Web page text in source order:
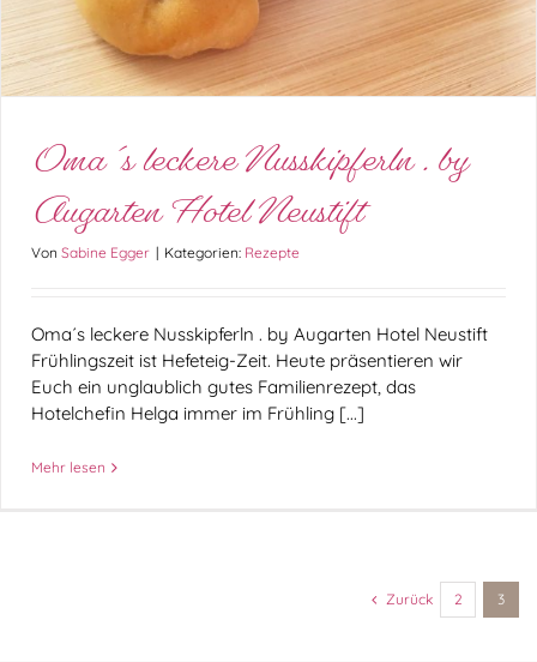
Oma´s leckere Nusskipferln . by
Augarten Hotel Neustift
Von Sabine Egger | Kategorien: Rezepte
Oma´s leckere Nusskipferln . by Augarten Hotel Neustift
Frühlingszeit ist Hefeteig-Zeit. Heute präsentieren wir
Euch ein unglaublich gutes Familienrezept, das
Hotelchefin Helga immer im Frühling [...]
Mehr lesen
Zurück 2 3